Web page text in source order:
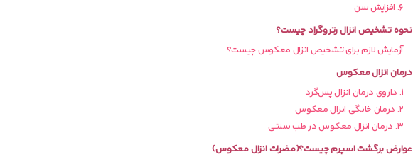
۶. افزایش سن
نحوه تشخیص انزال رتروگراد چیست؟
آزمایش لازم برای تشخیص انزال معکوس چیست؟
درمان انزال معکوس
۱. داروی درمان انزال پس‌گرد
۲. درمان خانگی انزال معکوس
۳. درمان انزال معکوس در طب سنتی
عوارض برگشت اسپرم چیست؟(مضرات انزال معکوس)